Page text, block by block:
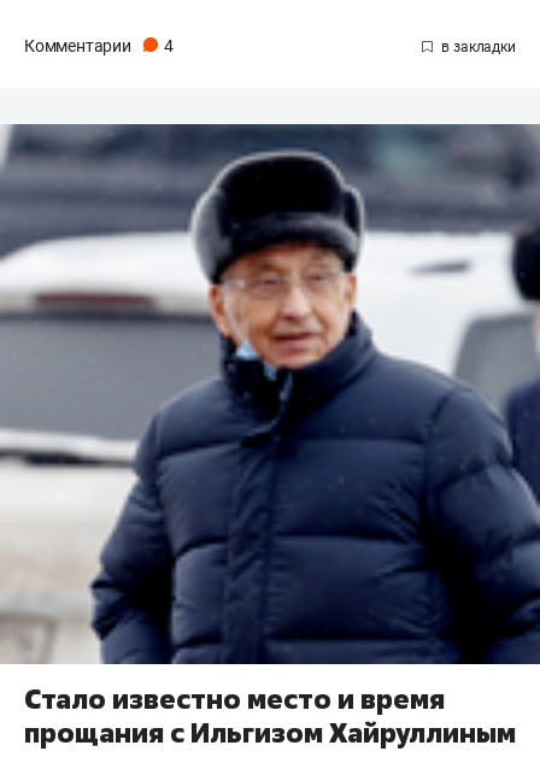
Комментарии 4
Стало известно место и время
прощания с Ильгизом Хайруллиным